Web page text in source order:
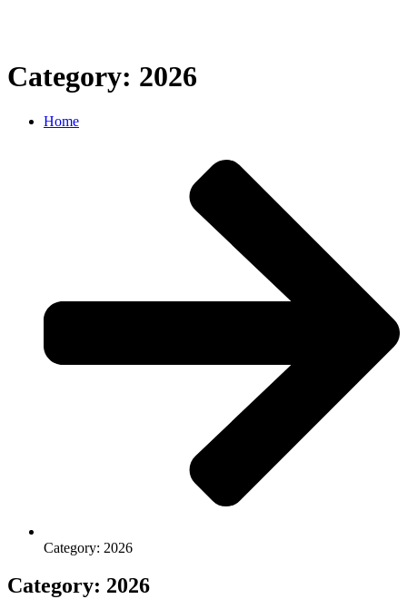
Category: 2026
Home
Category: 2026
Category: 2026